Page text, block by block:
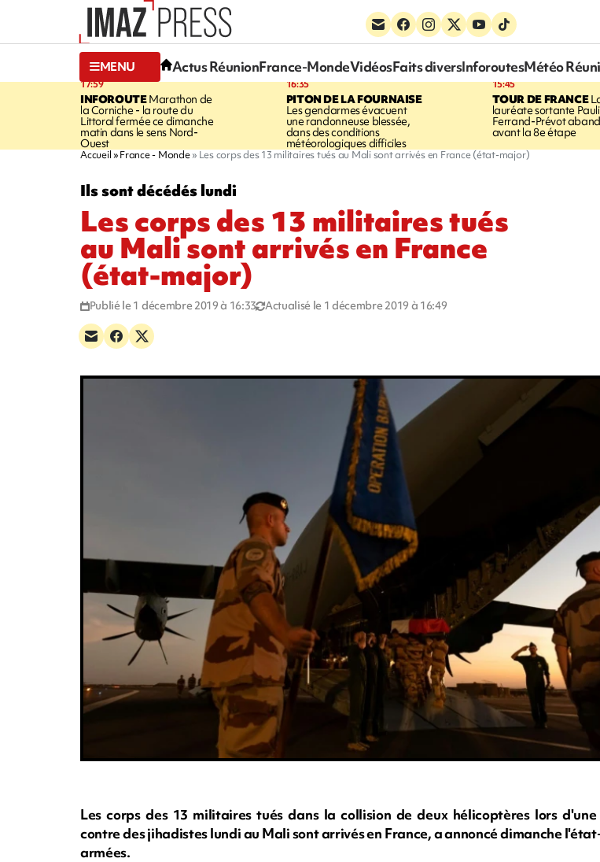
MENU Actus RéunionFrance-MondeVidéosFaits diversInforoutesMétéo
17:59
INFOROUTEMarathon de
la Corniche - la route du
Littoral fermée ce dimanche
matin dans le sens Nord-
Ouest
16:35
PITON DE LA FOURNAISE
Les gendarmes évacuent
une randonneuse blessée,
dans des conditions
météorologiques difficiles
15:45
TOUR DE FRANCE
lauréate sortante
Ferrand-Prévot
avant la 8e étape
Accueil France - Monde Les corps des 13 militaires tués au Mali sont arrivés en France (état-major)
Ils sont décédés lundi
Les corps des 13 militaires tués
au Mali sont arrivés en France
(état-major)
Publié le 1 décembre 2019 à 16:33 Actualisé le 1 décembre 2019 à 16:49
Les corps des 13 militaires tués dans la collision de deux hélicoptères lors
contre des jihadistes lundi au Mali sont arrivés en France, a annoncé dimanche
armées.